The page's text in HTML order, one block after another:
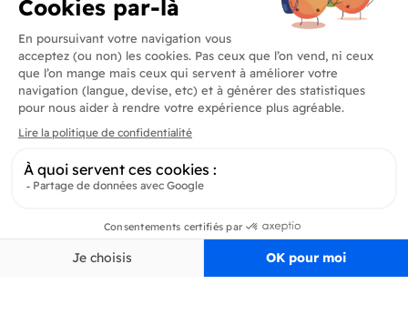
Produits
En savoir plus